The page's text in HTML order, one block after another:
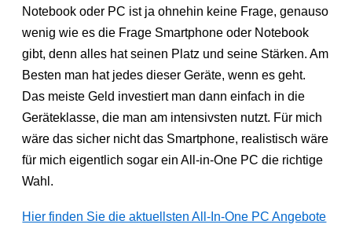
Notebook oder PC ist ja ohnehin keine Frage, genauso
wenig wie es die Frage Smartphone oder Notebook
gibt, denn alles hat seinen Platz und seine Stärken. Am
Besten man hat jedes dieser Geräte, wenn es geht.
Das meiste Geld investiert man dann einfach in die
Geräteklasse, die man am intensivsten nutzt. Für mich
wäre das sicher nicht das Smartphone, realistisch wäre
für mich eigentlich sogar ein All-in-One PC die richtige
Wahl.
Hier finden Sie die aktuellsten All-In-One PC Angebote